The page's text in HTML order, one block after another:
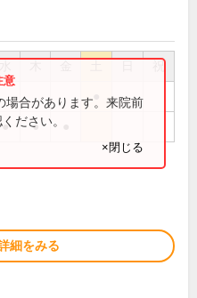
祝
● ●
場合があります。来院前
ださい。
×閉じる
細をみる